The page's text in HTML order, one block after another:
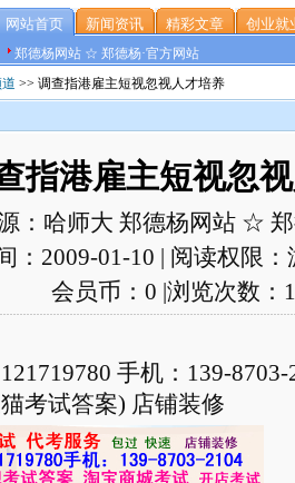
网站首页 新闻资讯 精彩文章 创业就
郑德杨网站 ☆ 郑德杨·官方网站
>> 调查指港雇主短视忽视人才培养
指港雇主短视忽
：哈师大 郑德杨网站 ☆
：2009-01-10 | 阅读权限：
会员币：0 |浏览次数：
手机：139-
考试答案) 店铺装修